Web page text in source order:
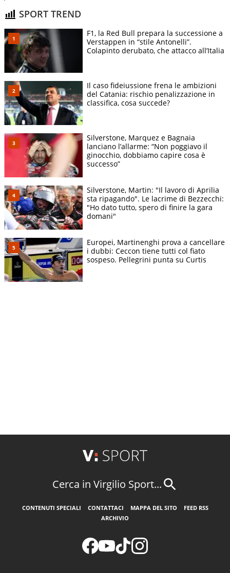
SPORT TREND
F1, la Red Bull prepara la successione a
Verstappen in “stile Antonelli”.
Colapinto derubato, che attacco all’Italia
Il caso fideiussione frena le ambizioni
del Catania: rischio penalizzazione in
classifica, cosa succede?
Silverstone, Marquez e Bagnaia
lanciano l’allarme: “Non poggiavo il
ginocchio, dobbiamo capire cosa è
successo”
Silverstone, Martin: "Il lavoro di Aprilia
sta ripagando". Le lacrime di Bezzecchi:
"Ho dato tutto, spero di finire la gara
domani"
Europei, Martinenghi prova a cancellare
i dubbi: Ceccon tiene tutti col fiato
sospeso. Pellegrini punta su Curtis
Cerca in Virgilio Sport...
CONTENUTI SPECIALI CONTATTACI MAPPA DEL SITO
FEED RSS
ARCHIVIO